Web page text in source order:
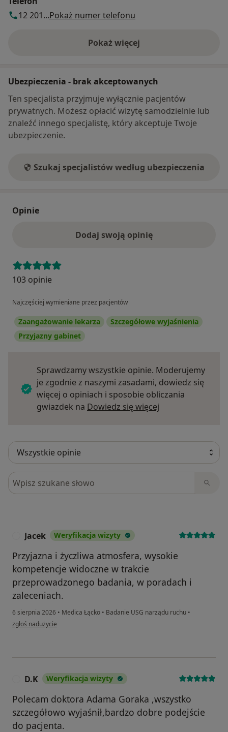
12 201...Pokaż numer telefonu
Pokaż więcej
o adresie
Ubezpieczenia - brak akceptowanych
Ten specjalista przyjmuje wyłącznie pacjentów
prywatnych. Możesz opłacić wizytę samodzielnie lub
znaleźć innego specjalistę, który akceptuje Twoje
ubezpieczenie.
Szukaj specjalistów według ubezpieczenia
Opinie
Dodaj swoją opinię
103 opinie
Najczęściej wymieniane przez pacjentów
Zaangażowanie lekarza
Szczegółowe wyjaśnienia
Przyjazny gabinet
Sprawdzamy wszystkie opinie. Moderujemy
je zgodnie z naszymi zasadami, dowiedz się
więcej o opiniach i sposobie obliczania
gwiazdek na Dowiedz się więcej
Szukaj w opiniach
Jacek Weryfikacja wizyty
Przyjazna i życzliwa atmosfera, wysokie
kompetencje widoczne w trakcie
przeprowadzonego badania, w poradach i
zaleceniach.
6 sierpnia 2026 • Medica Łącko • Badanie USG narządu ruchu •
w opinii użytkownika Jacek
zgłoś nadużycie
D.K Weryfikacja wizyty
Polecam doktora Adama Goraka ,wszystko
szczegółowo wyjaśnił,bardzo dobre podejście
do pacjenta.